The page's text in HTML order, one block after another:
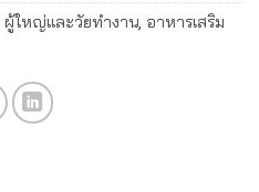
ผู้ใหญ่และวัยทำงาน, อาหารเสริม